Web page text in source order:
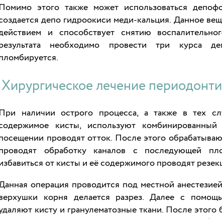
этого также может использоваться
депо гидроокиси меди-кальция. Данное
и способствует снятию
необходимо провести три курса
Хирургическое лечение
наличии острого процесса, а также в тех
кисты, используют
проводят отток. После этого
обработку каналов с последующей
от кисты и её содержимого проводят
операция проводится под местной
корня делается разрез. Далее с
кисту и гранулематозные ткани. После этого